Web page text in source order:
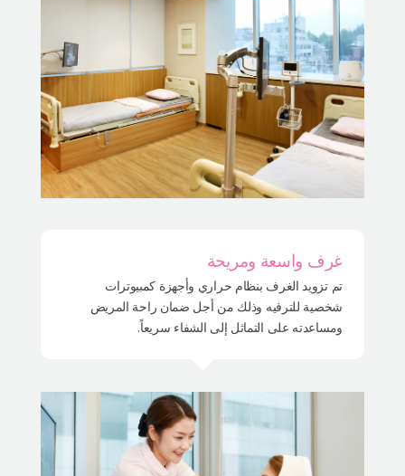
غرف واسعة ومريحة
تم تزويد الغرف بنظام حراري وأجهزة كمبيوترات
شخصية للترفيه وذلك من أجل ضمان راحة المريض
ومساعدته على التماثل إلى الشفاء سريعاً.